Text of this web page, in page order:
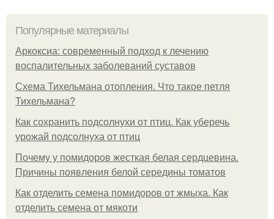
Популярные материалы
Аркоксиа: современный подход к лечению
воспалительных заболеваний суставов
Схема Тихельмана отопления. Что такое петля
Тихельмана?
Как сохранить подсолнухи от птиц. Как уберечь
урожай подсолнуха от птиц
Почему у помидоров жесткая белая сердцевина.
Причины появления белой середины томатов
Как отделить семена помидоров от жмыха. Как
отделить семена от мякоти